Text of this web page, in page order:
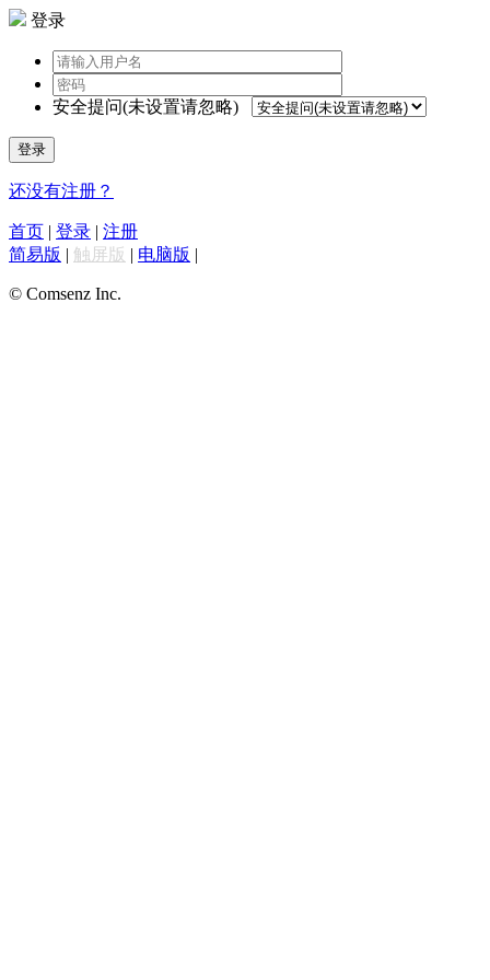
登录
安全提问(未设置请忽略)
登录
还没有注册？
首页 | 登录 | 注册
简易版 | 触屏版 | 电脑版 |
© Comsenz Inc.